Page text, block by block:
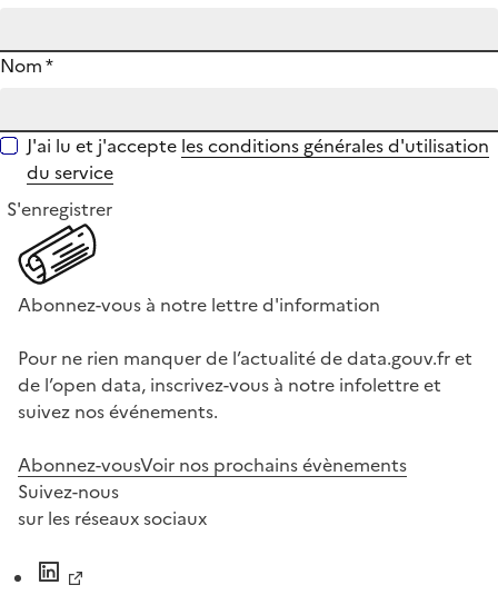
Nom*
J'ai lu et j'accepte les conditions générales d'utilisation
du service
S'enregistrer
Abonnez-vous à notre lettre d'information
Pour ne rien manquer de l’actualité de data.gouv.fr et
de l’open data, inscrivez-vous à notre infolettre et
suivez nos événements.
Abonnez-vousVoir nos prochains évènements
Suivez-nous
sur les réseaux sociaux